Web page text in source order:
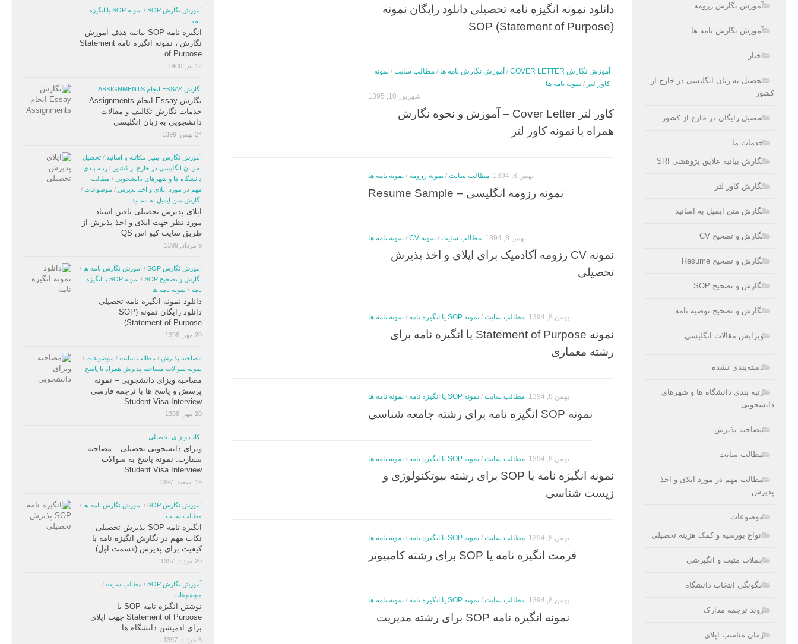
دانلود نمونه انگیزه نامه تحصیلی دانلود رایگان نمونه
(SOP (Statement of Purpose
آموزش نگارش COVER LETTER / آموزش نگارش نامه ها / مطالب سایت / نمونه
کاور لتر / نمونه نامه ها
شهریور 10, 1395
کاور لتر Cover Letter – آموزش و نحوه نگارش
همراه با نمونه کاور لتر
مطالب سایت / نمونه رزومه / نمونه نامه ها بهمن 8, 1394
نمونه رزومه انگلیسی – Resume Sample
مطالب سایت / نمونه CV / نمونه نامه ها بهمن 8, 1394
نمونه CV رزومه آکادمیک برای اپلای و اخذ پذیرش
تحصیلی
مطالب سایت / نمونه SOP یا انگیزه نامه / نمونه نامه ها بهمن 8, 1394
نمونه Statement of Purpose یا انگیزه نامه برای
رشته معماری
مطالب سایت / نمونه SOP یا انگیزه نامه / نمونه نامه ها بهمن 8, 1394
نمونه SOP انگیزه نامه برای رشته جامعه شناسی
مطالب سایت / نمونه SOP یا انگیزه نامه / نمونه نامه ها بهمن 8, 1394
نمونه انگیزه نامه یا SOP برای رشته بیوتکنولوژی و
زیست شناسی
مطالب سایت / نمونه SOP یا انگیزه نامه / نمونه نامه ها بهمن 8, 1394
فرمت انگیزه نامه یا SOP برای رشته کامپیوتر
مطالب سایت / نمونه SOP یا انگیزه نامه / نمونه نامه ها بهمن 8, 1394
نمونه انگیزه نامه SOP برای رشته مدیریت
آموزش نگارش SOP /
نمونه SOP یا انگیزه
نامه
انگیزه نامه SOP بیانیه هدف آموزش
نگارش ، نمونه انگیزه نامه Statement
of Purpose
12 تیر, 1400
نگارش ESSAY انجام ASSIGNMENTS
نگارش Essay انجام Assignments
خدمات نگارش تکالیف و مقالات
دانشجویی به زبان انگلیسی
24 بهمن, 1399
آموزش نگارش ایمیل مکاتبه با اساتید / تحصیل
به زبان انگلیسی در خارج از کشور / رتبه بندی
دانشگاه ها و شهرهای دانشجویی / مطالب
مهم در مورد اپلای و اخذ پذیرش / موضوعات /
نگارش متن ایمیل به اساتید
اپلای پذیرش تحصیلی یافتن استاد
مورد نظر جهت اپلای و اخذ پذیرش از
طریق سایت کیو اس QS
9 مرداد, 1399
آموزش نگارش SOP / آموزش نگارش نامه ها /
نگارش و تصحیح SOP
/
نمونه SOP یا انگیزه
نامه / نمونه نامه ها
دانلود نمونه انگیزه نامه تحصیلی
دانلود رایگان نمونه (SOP
(Statement of Purpose
20 مهر, 1398
مصاحبه پذیرش / مطالب سایت / موضوعات /
نمونه سوالات مصاحبه پذیرش همراه با پاسخ
مصاحبه ویزای دانشجویی – نمونه
پرسش و پاسخ ها با ترجمه فارسی
Student Visa Interview
20 مهر, 1398
نکات ویزای تحصیلی
ویزای دانشجویی تحصیلی – مصاحبه
سفارت: نمونه پاسخ به سوالات
Student Visa Interview
15 اسفند, 1397
آموزش نگارش SOP / آموزش نگارش نامه ها /
مطالب سایت
انگیزه نامه SOP پذیرش تحصیلی –
نکات مهم در نگارش انگیزه نامه با
کیفیت برای پذیرش (قسمت اول)
20 مرداد, 1397
آموزش نگارش SOP / مطالب سایت /
موضوعات
نوشتن انگیزه نامه SOP یا
Statement of Purpose جهت اپلای
برای ادمیشن دانشگاه ها
6 خرداد, 1397
آموزش نگارش رزومه
آموزش نگارش نامه ها
اخبار
تحصیل به زبان انگلیسی در خارج از
کشور
تحصیل رایگان در خارج از کشور
خدمات ما
نگارش بیانیه علایق پژوهشی SRI
نگارش کاور لتر
نگارش متن ایمیل به اساتید
نگارش و تصحیح CV
نگارش و تصحیح Resume
نگارش و تصحیح SOP
نگارش و تصحیح توصیه نامه
ویرایش مقالات انگلیسی
دسته‌بندی نشده
رتبه بندی دانشگاه ها و شهرهای
دانشجویی
مصاحبه پذیرش
مطالب سایت
مطالب مهم در مورد اپلای و اخذ
پذیرش
موضوعات
انواع بورسیه و کمک هزینه تحصیلی
جملات مثبت و انگیزشی
چگونگی انتخاب دانشگاه
روند ترجمه مدارک
زمان مناسب اپلای